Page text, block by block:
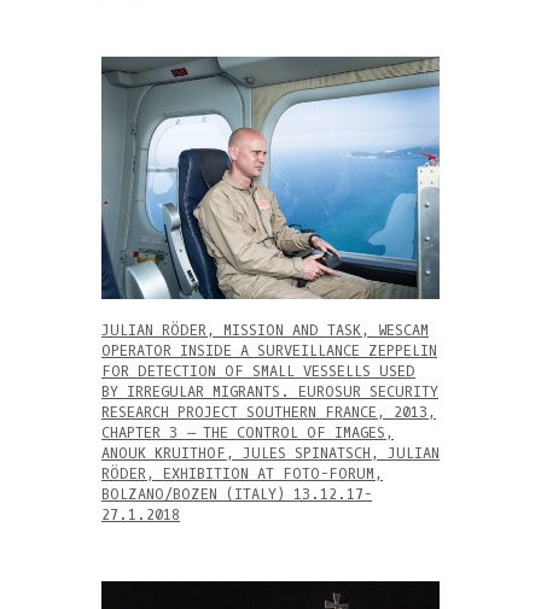
JULIAN RÖDER, MISSION AND TASK, WESCAM
OPERATOR INSIDE A SURVEILLANCE ZEPPELIN
FOR DETECTION OF SMALL VESSELLS USED
BY IRREGULAR MIGRANTS. EUROSUR SECURITY
RESEARCH PROJECT SOUTHERN FRANCE, 2013,
CHAPTER 3 – THE CONTROL OF IMAGES,
ANOUK KRUITHOF, JULES SPINATSCH, JULIAN
RÖDER, EXHIBITION AT FOTO-FORUM,
BOLZANO/BOZEN (ITALY) 13.12.17-
27.1.2018